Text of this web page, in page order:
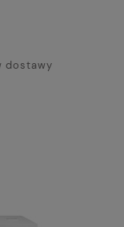
dostawy